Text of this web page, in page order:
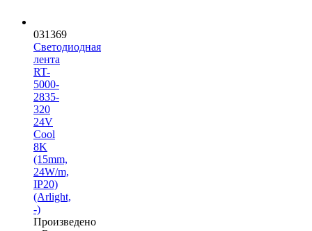
031369
Светодиодная
лента
RT-
5000-
2835-
320
24V
Cool
8K
(15mm,
24W/m,
IP20)
(Arlight,
-)
Произведено